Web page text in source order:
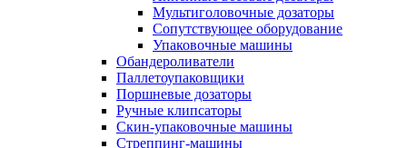
Мультиголовочные дозаторы
Сопутствующее оборудование
Упаковочные машины
Обандероливатели
Паллетоупаковщики
Поршневые дозаторы
Ручные клипсаторы
Скин-упаковочные машины
Стреппинг-машины